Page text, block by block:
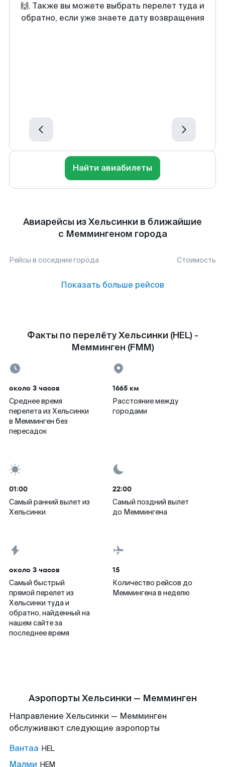
🙌. Также вы можете выбрать перелет туда и
обратно, если уже знаете дату возвращения
Найти авиабилеты
Авиарейсы из Хельсинки в ближайшие
с Меммингеном города
Рейсы в соседние города Стоимость
Показать больше рейсов
Факты по перелёту Хельсинки (HEL) -
Мемминген (FMM)
около 3 часов
Среднее время
перелета из Хельсинки
в Мемминген без
пересадок
1665 км
Расстояние между
городами
01:00
Самый ранний вылет из
Хельсинки
22:00
Самый поздний вылет
до Меммингена
около 3 часов
Самый быстрый
прямой перелет из
Хельсинки туда и
обратно, найденный на
нашем сайте за
последнее время
15
Количество рейсов до
Меммингена в неделю
Аэропорты Хельсинки — Мемминген
Направление Хельсинки — Мемминген
обслуживают следующие аэропорты
Вантаа HEL
Малми HEM